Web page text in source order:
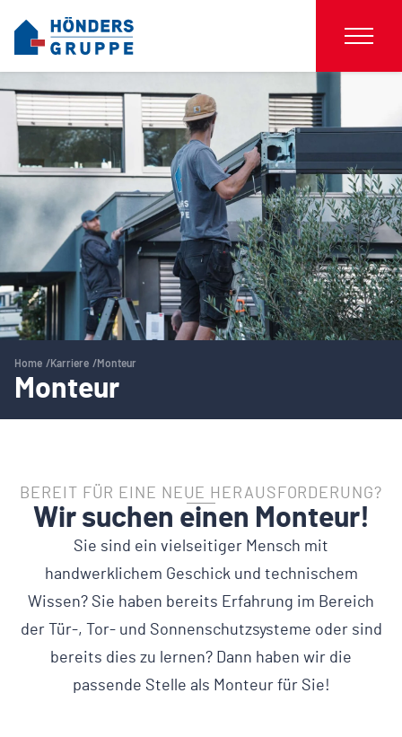
Home Karriere Monteur
Monteur
BEREIT FÜR EINE NEUE HERAUSFORDERUNG?
Wir suchen einen Monteur!
Sie sind ein vielseitiger Mensch mit
handwerklichem Geschick und technischem
Wissen? Sie haben bereits Erfahrung im Bereich
der Tür-, Tor- und Sonnenschutzsysteme oder sind
bereits dies zu lernen? Dann haben wir die
passende Stelle als Monteur für Sie!